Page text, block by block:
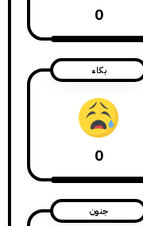
0
بكاء
0
جنون